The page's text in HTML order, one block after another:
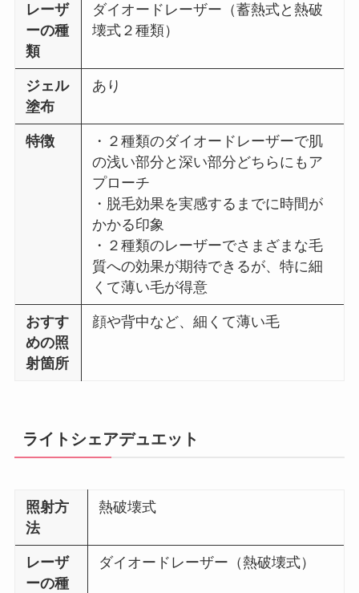
レーザ
ーの種
類
ダイオードレーザー（蓄熱式と熱破
壊式２種類）
ジェル
塗布
あり
特徴
・２種類のダイオードレーザーで肌
の浅い部分と深い部分どちらにもア
プローチ
・脱毛効果を実感するまでに時間が
かかる印象
・２種類のレーザーでさまざまな毛
質への効果が期待できるが、特に細
くて薄い毛が得意
おすす
めの照
射箇所
顔や背中など、細くて薄い毛
ライトシェアデュエット
照射方
法
熱破壊式
レーザ
ーの種
ダイオードレーザー（熱破壊式）